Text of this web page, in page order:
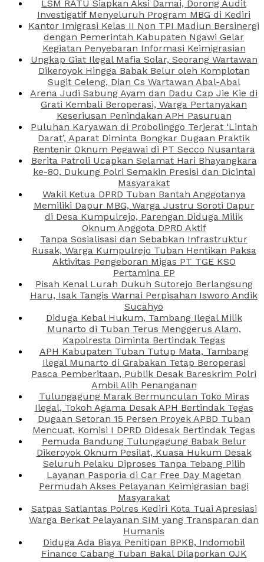
LSM RATU Siapkan Aksi Damai, Dorong Audit
Investigatif Menyeluruh Program MBG di Kediri
Kantor Imigrasi Kelas II Non TPI Madiun Bersinergi
dengan Pemerintah Kabupaten Ngawi Gelar
Kegiatan Penyebaran Informasi Keimigrasian
Ungkap Giat Ilegal Mafia Solar, Seorang Wartawan
Dikeroyok Hingga Babak Belur oleh Komplotan
Sugit Celeng, Dian Cs Wartawan Abal-Abal
Arena Judi Sabung Ayam dan Dadu Cap Jie Kie di
Grati Kembali Beroperasi, Warga Pertanyakan
Keseriusan Penindakan APH Pasuruan
Puluhan Karyawan di Probolinggo Terjerat ‘Lintah
Darat’, Aparat Diminta Bongkar Dugaan Praktik
Rentenir Oknum Pegawai di PT Secco Nusantara
Berita Patroli Ucapkan Selamat Hari Bhayangkara
ke-80, Dukung Polri Semakin Presisi dan Dicintai
Masyarakat
Wakil Ketua DPRD Tuban Bantah Anggotanya
Memiliki Dapur MBG, Warga Justru Soroti Dapur
di Desa Kumpulrejo, Parengan Diduga Milik
Oknum Anggota DPRD Aktif
Tanpa Sosialisasi dan Sebabkan Infrastruktur
Rusak, Warga Kumpulrejo Tuban Hentikan Paksa
Aktivitas Pengeboran Migas PT TGE KSO
Pertamina EP
Pisah Kenal Lurah Dukuh Sutorejo Berlangsung
Haru, Isak Tangis Warnai Perpisahan Isworo Andik
Sucahyo
Diduga Kebal Hukum, Tambang Ilegal Milik
Munarto di Tuban Terus Menggerus Alam,
Kapolresta Diminta Bertindak Tegas
APH Kabupaten Tuban Tutup Mata, Tambang
Ilegal Munarto di Grabakan Tetap Beroperasi
Pasca Pemberitaan, Publik Desak Bareskrim Polri
Ambil Alih Penanganan
Tulungagung Marak Bermunculan Toko Miras
Ilegal, Tokoh Agama Desak APH Bertindak Tegas
Dugaan Setoran 15 Persen Proyek APBD Tuban
Mencuat, Komisi I DPRD Didesak Bertindak Tegas
Pemuda Bandung Tulungagung Babak Belur
Dikeroyok Oknum Pesilat, Kuasa Hukum Desak
Seluruh Pelaku Diproses Tanpa Tebang Pilih
Layanan Pasporia di Car Free Day Magetan
Permudah Akses Pelayanan Keimigrasian bagi
Masyarakat
Satpas Satlantas Polres Kediri Kota Tuai Apresiasi
Warga Berkat Pelayanan SIM yang Transparan dan
Humanis
Diduga Ada Biaya Penitipan BPKB, Indomobil
Finance Cabang Tuban Bakal Dilaporkan OJK